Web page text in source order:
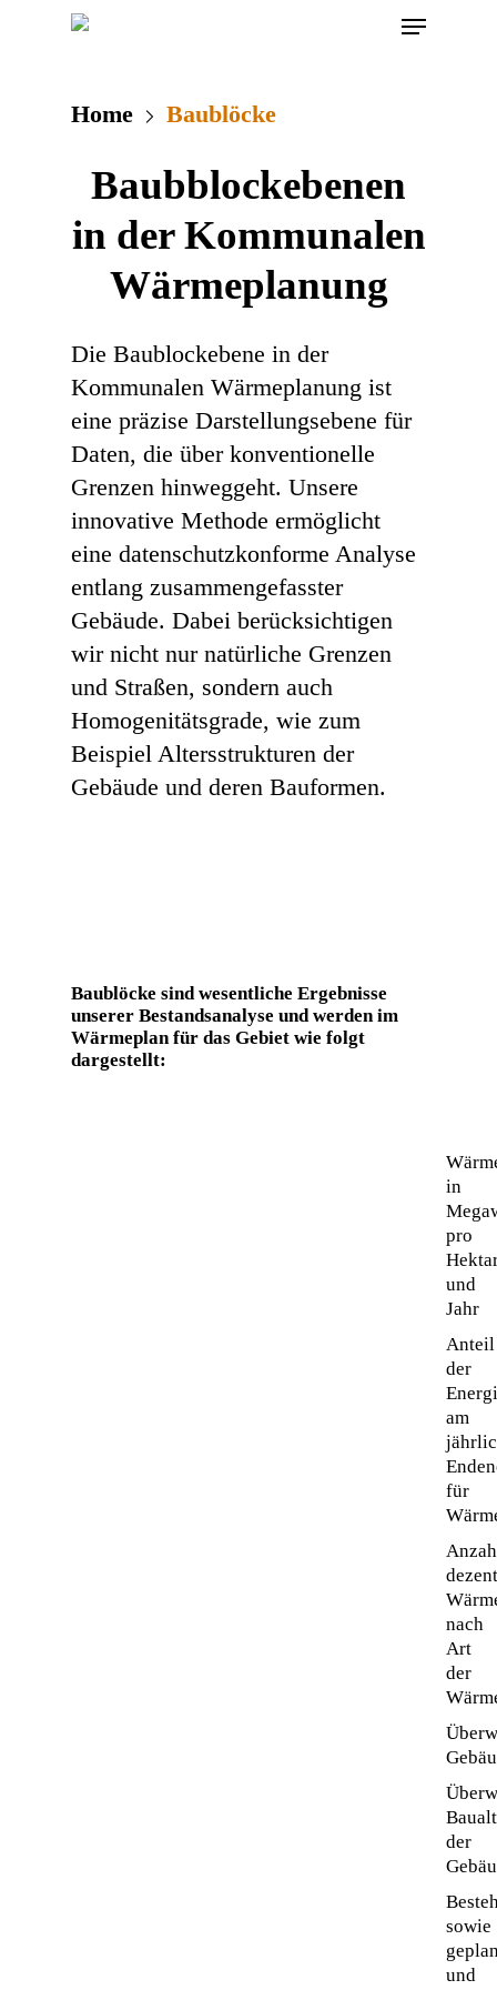
Menu
Baublöcke
Home Baublöcke
Baubblockebenen
in der Kommunalen
Wärmeplanung
Die Baublockebene in der
Kommunalen Wärmeplanung ist
eine präzise Darstellungsebene für
Daten, die über konventionelle
Grenzen hinweggeht. Unsere
innovative Methode ermöglicht
eine datenschutzkonforme Analyse
entlang zusammengefasster
Gebäude. Dabei berücksichtigen
wir nicht nur natürliche Grenzen
und Straßen, sondern auch
Homogenitätsgrade, wie zum
Beispiel Altersstrukturen der
Gebäude und deren Bauformen.
Baublöcke sind wesentliche Ergebnisse
unserer Bestandsanalyse und werden im
Wärmeplan für das Gebiet wie folgt
dargestellt:
in
pro
und
Jahr
Anteil
der
am
für
nach
Art
der
der
sowie
und